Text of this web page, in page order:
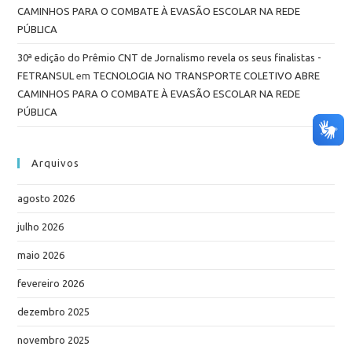
CAMINHOS PARA O COMBATE À EVASÃO ESCOLAR NA REDE
PÚBLICA
30ª edição do Prêmio CNT de Jornalismo revela os seus finalistas -
FETRANSUL em TECNOLOGIA NO TRANSPORTE COLETIVO ABRE
CAMINHOS PARA O COMBATE À EVASÃO ESCOLAR NA REDE
PÚBLICA
Arquivos
agosto 2026
julho 2026
maio 2026
fevereiro 2026
dezembro 2025
novembro 2025